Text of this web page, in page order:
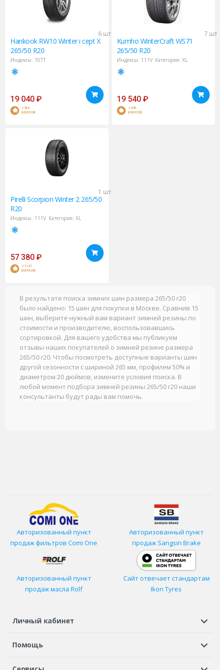
6 шт
HankookRW10 Winter i cept X
265/50 R20
Индексы: 107T
19 040 ₽
+380
БОНУСОВ
7 шт
Kumho WinterCraft WS71
265/50 R20
Индексы: 111V Категория: XL
19 540 ₽
+390
БОНУСОВ
1 шт
Pirelli Scorpion Winter 2 265/50
R20
Индексы: 111V Категория: XL
57 380 ₽
+1147
БОНУСОВ
В результате поиска зимних шин размера 265/50 r20
было найдено: 15 шин для покупки в Москве. Сравнив 15
шин, выберите нужный вам вариант зимней резины по
стоимости и производителю, воспользовавшись
сортировкой. Для вашего удобства мы публикуем
отзывы наших покупателей о зимней резине размера
265/50 r20. Чтобы посмотреть доступные варианты шин
другой сезонности с шириной 265 мм, профилем 50% и
диаметром 20 дюймов, измените условия поиска. В
любой момент подбора зимней резины 265/50 r20 наши
консультанты будут рады вам помочь.
Авторизованный пункт
продаж фильтров Comi One
Авторизованный пункт
продаж Sangsin Brake
Авторизованный пункт
продаж масла Rolf
Сайт отвечает стандартам
Ikon Tyres
Личный кабинет
Регистрация или вход
Помощь
Шины в кредит